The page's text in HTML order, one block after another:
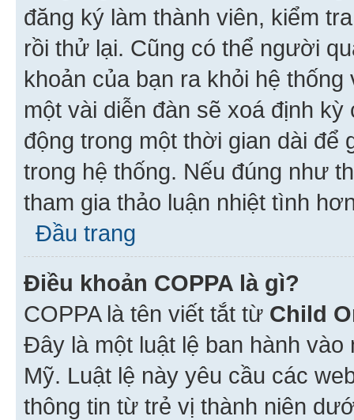
đăng ký làm thành viên, kiểm
rồi thử lại. Cũng có thể người
khoản của bạn ra khỏi hệ
một vài diễn đàn sẽ xoá định
động trong một thời gian dài
trong hệ thống. Nếu đúng như
tham gia thảo luận nhiệt tình
Đầu trang
Điều khoản COPPA là gì?
COPPA là tên viết tắt từ Child
Đây là một luật lệ ban hành
Mỹ. Luật lệ này yêu cầu các
thông tin từ trẻ vị thành niên